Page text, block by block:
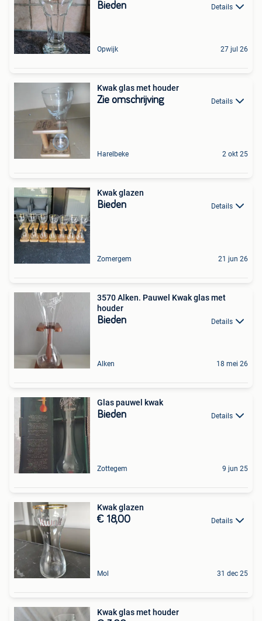
Bieden Details
Opwijk 27 jul 26
Kwak glas met houder
Zie omschrijving Details
Harelbeke 2 okt 25
Kwak glazen
Bieden Details
Zomergem 21 jun 26
3570 Alken. Pauwel Kwak glas met
houder
Bieden Details
Alken 18 mei 26
Glas pauwel kwak
Bieden Details
Zottegem 9 jun 25
Kwak glazen
€ 18,00 Details
Mol 31 dec 25
Kwak glas met houder